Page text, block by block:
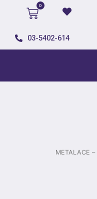
03-5402-614